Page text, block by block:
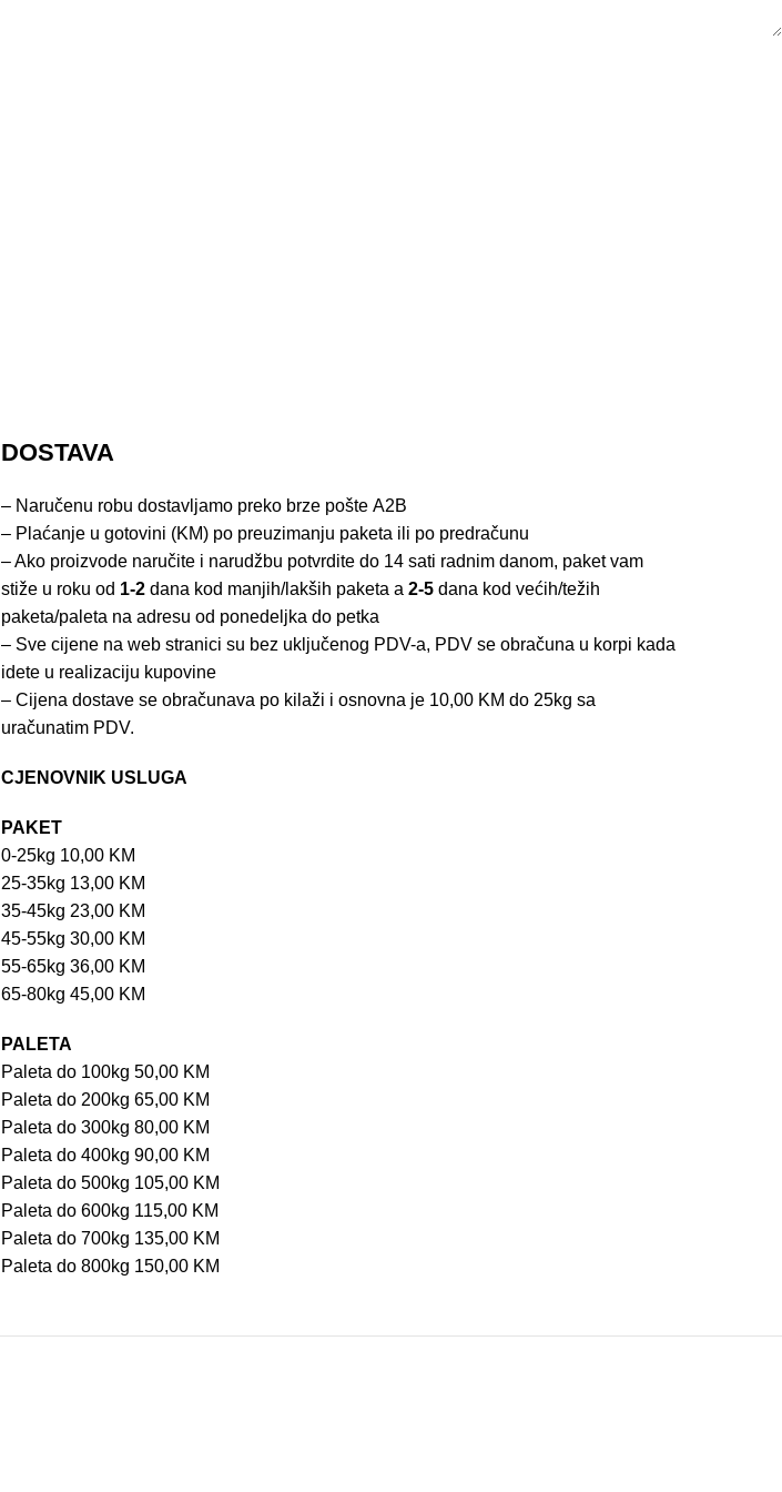
DOSTAVA
– Naručenu robu dostavljamo preko brze pošte A2B
– Plaćanje u gotovini (KM) po preuzimanju paketa ili po predračunu
– Ako proizvode naručite i narudžbu potvrdite do 14 sati radnim danom, paket vam
stiže u roku od 1-2 dana kod manjih/lakših paketa a 2-5 dana kod većih/težih
paketa/paleta na adresu od ponedeljka do petka
– Sve cijene na web stranici su bez uključenog PDV-a, PDV se obračuna u korpi kada
idete u realizaciju kupovine
– Cijena dostave se obračunava po kilaži i osnovna je 10,00 KM do 25kg sa
uračunatim PDV.
CJENOVNIK USLUGA
PAKET
0-25kg 10,00 KM
25-35kg 13,00 KM
35-45kg 23,00 KM
45-55kg 30,00 KM
55-65kg 36,00 KM
65-80kg 45,00 KM
PALETA
Paleta do 100kg 50,00 KM
Paleta do 200kg 65,00 KM
Paleta do 300kg 80,00 KM
Paleta do 400kg 90,00 KM
Paleta do 500kg 105,00 KM
Paleta do 600kg 115,00 KM
Paleta do 700kg 135,00 KM
Paleta do 800kg 150,00 KM